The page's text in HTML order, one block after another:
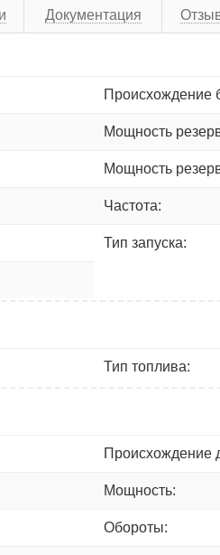
Документация
Происхождение
Мощность
Мощность
Частота:
Тип запуска:
Тип топлива:
Происхождение
Мощность:
Обороты: